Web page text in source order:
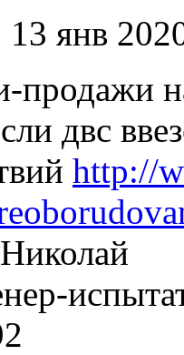
13 янв
продажи
двс
http://